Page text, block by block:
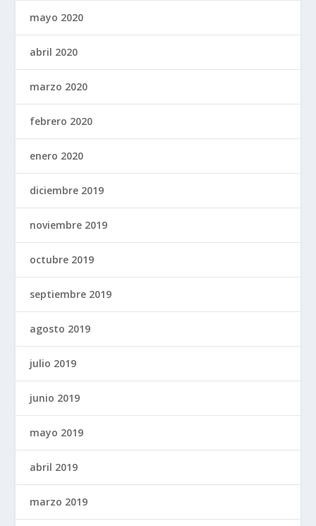
mayo 2020
abril 2020
marzo 2020
febrero 2020
enero 2020
diciembre 2019
noviembre 2019
octubre 2019
septiembre 2019
agosto 2019
julio 2019
junio 2019
mayo 2019
abril 2019
marzo 2019